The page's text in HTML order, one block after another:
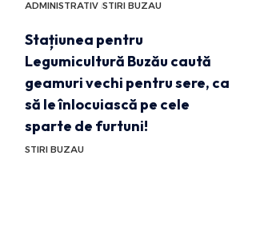
ADMINISTRATIV STIRI BUZAU
Stațiunea pentru
Legumicultură Buzău caută
geamuri vechi pentru sere, ca
să le înlocuiască pe cele
sparte de furtuni!
STIRI BUZAU